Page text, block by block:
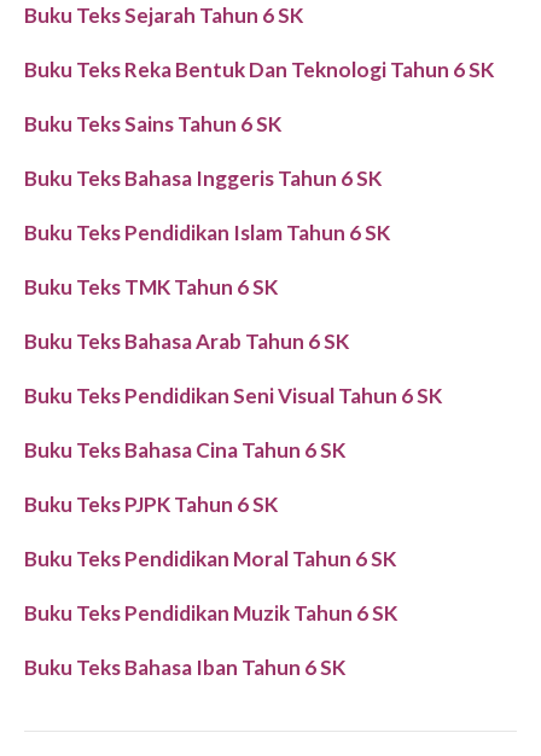
Buku Teks Sejarah Tahun 6 SK
Buku Teks Reka Bentuk Dan Teknologi Tahun 6 SK
Buku Teks Sains Tahun 6 SK
Buku Teks Bahasa Inggeris Tahun 6 SK
Buku Teks Pendidikan Islam Tahun 6 SK
Buku Teks TMK Tahun 6 SK
Buku Teks Bahasa Arab Tahun 6 SK
Buku Teks Pendidikan Seni Visual Tahun 6 SK
Buku Teks Bahasa Cina Tahun 6 SK
Buku Teks PJPK Tahun 6 SK
Buku Teks Pendidikan Moral Tahun 6 SK
Buku Teks Pendidikan Muzik Tahun 6 SK
Buku Teks Bahasa Iban Tahun 6 SK